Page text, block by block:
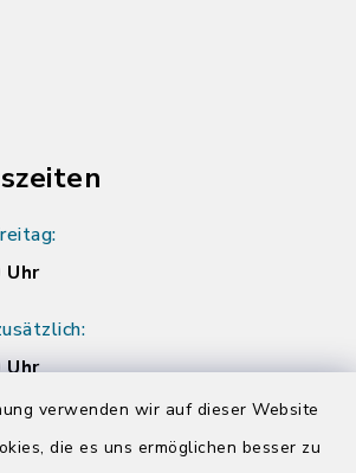
verwenden wir auf dieser Website
die es uns ermöglichen besser zu
Uhr